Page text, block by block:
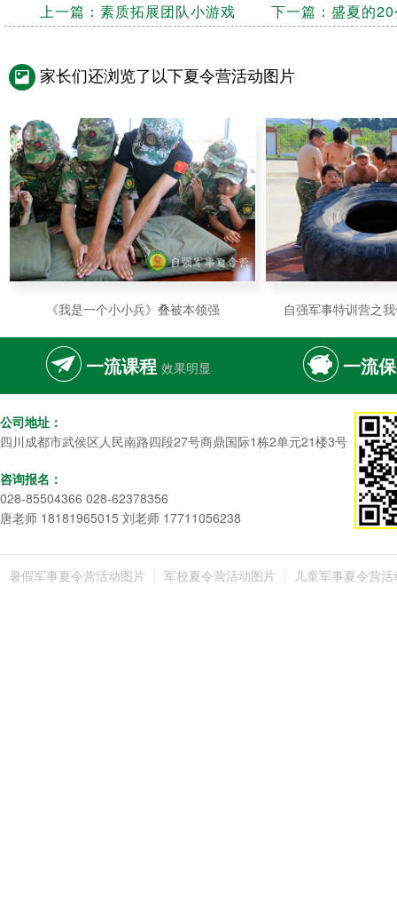
上一篇： 素质拓展团队小游戏 下一篇： 盛夏的
家长们还浏览了以下夏令营活动图片
《我是一个小小兵》叠被本领强 自强军事特训营之
一流课程 效果明显 一流
公司地址：
四川成都市武侯区人民南路四段27号商鼎国际1栋2单元21楼3号
咨询报名：
028-85504366 028-62378356
唐老师 18181965015 刘老师 17711056238
暑假军事夏令营活动图片 军校夏令营活动图片 儿童军事夏令营